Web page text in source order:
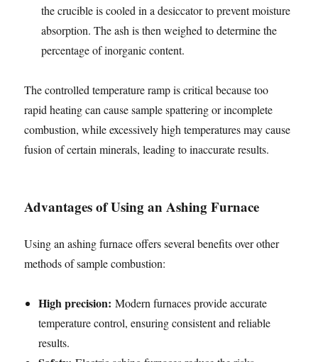
the crucible is cooled in a desiccator to prevent moisture
absorption. The ash is then weighed to determine the
percentage of inorganic content.
The controlled temperature ramp is critical because too
rapid heating can cause sample spattering or incomplete
combustion, while excessively high temperatures may cause
fusion of certain minerals, leading to inaccurate results.
Advantages of Using an Ashing Furnace
Using an ashing furnace offers several benefits over other
methods of sample combustion:
High precision: Modern furnaces provide accurate
temperature control, ensuring consistent and reliable
results.